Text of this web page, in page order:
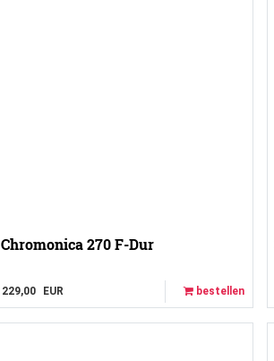
Chromonica 270 F-Dur
229,00 EUR bestellen